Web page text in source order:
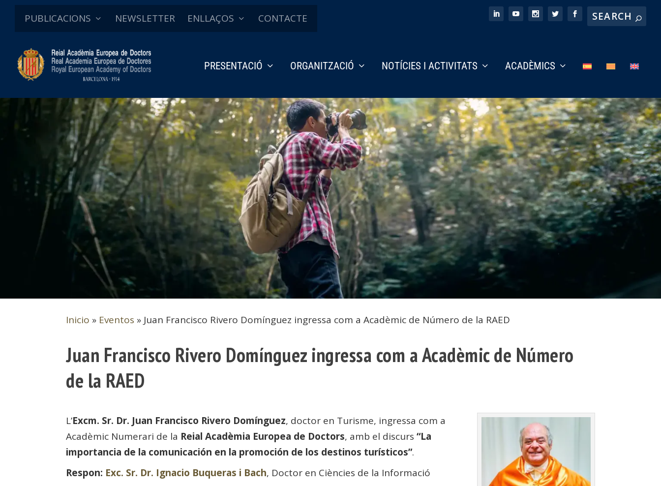
PUBLICACIONS NEWSLETTER ENLLAÇOS CONTACTE
PRESENTACIÓ ORGANITZACIÓ NOTÍCIES I ACTIVITATS ACADÈMICS
Inicio » Eventos » Juan Francisco Rivero Domínguez ingressa com a Acadèmic de Número de la RAED
Juan Francisco Rivero Domínguez ingressa com a Acadèmic de Número
de la RAED
L’Excm. Sr. Dr. Juan Francisco Rivero Domínguez, doctor en Turisme, ingressa com a
Acadèmic Numerari de la Reial Acadèmia Europea de Doctors, amb el discurs“La
importancia de la comunicación en la promoción de los destinos turísticos”.
Respon: Exc. Sr. Dr. Ignacio Buqueras i Bach, Doctor en Ciències de la Informació